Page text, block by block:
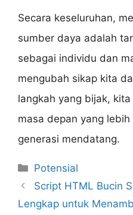
Secara keseluruhan,
sumber daya adalah
sebagai individu dan
mengubah sikap kita
langkah yang bijak,
masa depan yang
generasi mendatang.
Categories
Potensial
Script HTML Bucin
Lengkap untuk